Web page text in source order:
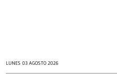
LUNES 03 AGOSTO 2026